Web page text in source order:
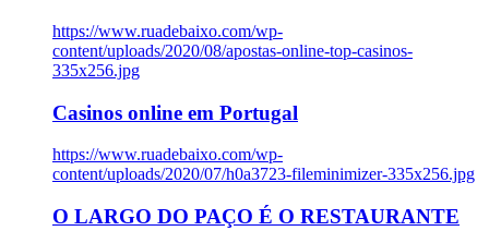
https://www.ruadebaixo.com/wp-
content/uploads/2020/08/apostas-online-top-casinos-
335x256.jpg
Casinos online em Portugal
https://www.ruadebaixo.com/wp-
content/uploads/2020/07/h0a3723-fileminimizer-335x256.jpg
O LARGO DO PAÇO É O RESTAURANTE